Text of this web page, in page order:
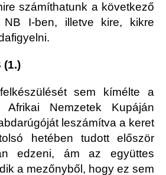
számíthatunk a következő
NB I-ben, illetve kire, kikre
(1.)
sem kímélte a
Afrikai Nemzetek Kupáján
leszámítva a keret
hetében tudott először
edzeni, ám az együttes
a mezőnyből, hogy ez sem